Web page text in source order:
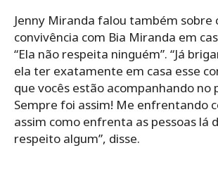
Jenny Miranda falou também sobre
convivência com Bia Miranda em
“Ela não respeita ninguém”. “Já
ela ter exatamente em casa esse
que vocês estão acompanhando no
Sempre foi assim! Me enfrentando
assim como enfrenta as pessoas lá
respeito algum”, disse.